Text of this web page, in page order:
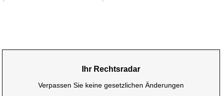
Ihr Rechtsradar
Verpassen Sie keine gesetzlichen Änderungen